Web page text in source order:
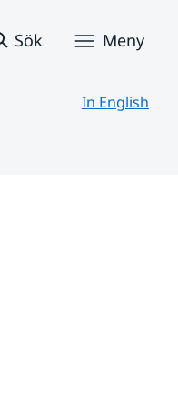
Sök Meny
In English